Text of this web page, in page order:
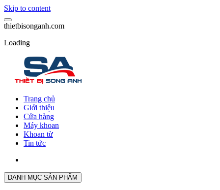
Skip to content
thietbisonganh.com
Loading
Trang chủ
Giới thiệu
Cửa hàng
Máy khoan
Khoan từ
Tin tức
DANH MỤC SẢN PHẨM